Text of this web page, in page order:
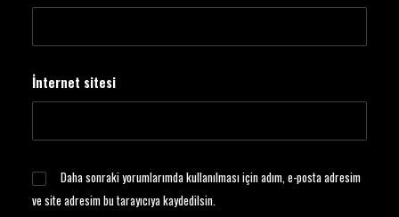
İnternet sitesi
Daha sonraki yorumlarımda kullanılması için adım, e-posta adresim
ve site adresim bu tarayıcıya kaydedilsin.